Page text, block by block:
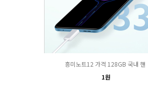
흥미노트12 가격 128GB 국내 핸
1원